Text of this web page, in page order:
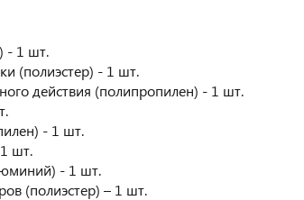
- 1 шт.
(полиэстер) - 1 шт.
действия (полипропилен) - 1 шт.
- 1 шт.
шт.
- 1 шт.
(полиэстер) – 1 шт.